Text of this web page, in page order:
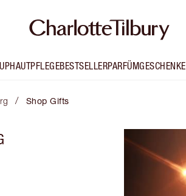
HAUTPFLEGEBESTSELLERPARFÜMGESCHENKE
/ Shop Gifts